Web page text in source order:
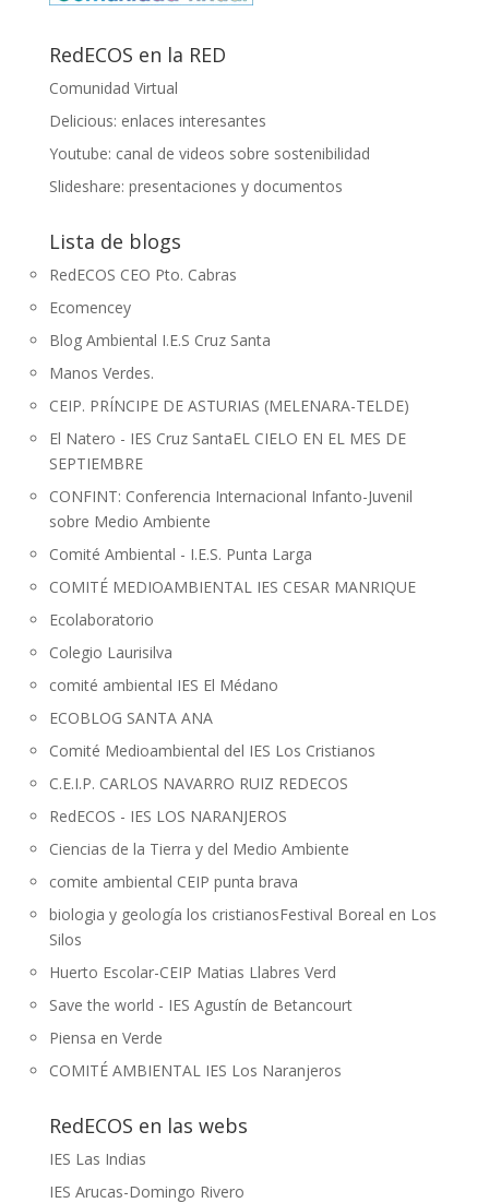
RedECOS en la RED
Comunidad Virtual
Delicious: enlaces interesantes
Youtube: canal de videos sobre sostenibilidad
Slideshare: presentaciones y documentos
Lista de blogs
RedECOS CEO Pto. Cabras
Ecomencey
Blog Ambiental I.E.S Cruz Santa
Manos Verdes.
CEIP. PRÍNCIPE DE ASTURIAS (MELENARA-TELDE)
El Natero - IES Cruz SantaEL CIELO EN EL MES DE
SEPTIEMBRE
CONFINT: Conferencia Internacional Infanto-Juvenil
sobre Medio Ambiente
Comité Ambiental - I.E.S. Punta Larga
COMITÉ MEDIOAMBIENTAL IES CESAR MANRIQUE
Ecolaboratorio
Colegio Laurisilva
comité ambiental IES El Médano
ECOBLOG SANTA ANA
Comité Medioambiental del IES Los Cristianos
C.E.I.P. CARLOS NAVARRO RUIZ REDECOS
RedECOS - IES LOS NARANJEROS
Ciencias de la Tierra y del Medio Ambiente
comite ambiental CEIP punta brava
biologia y geología los cristianosFestival Boreal en Los
Silos
Huerto Escolar-CEIP Matias Llabres Verd
Save the world - IES Agustín de Betancourt
Piensa en Verde
COMITÉ AMBIENTAL IES Los Naranjeros
RedECOS en las webs
IES Las Indias
IES Arucas-Domingo Rivero